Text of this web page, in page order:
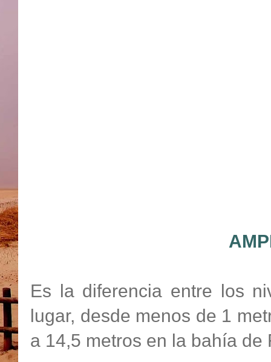
Es la diferencia entre los
lugar, desde menos de 1
a 14,5 metros en la bahía